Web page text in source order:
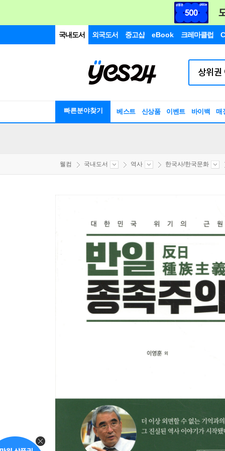
국내도서 외국도서 중고샵 eBook 크레마클럽
빠른분야찾기 베스트 신상품 이벤트 바이백 매
웰컴 국내도서 역사 한국사/한국문화